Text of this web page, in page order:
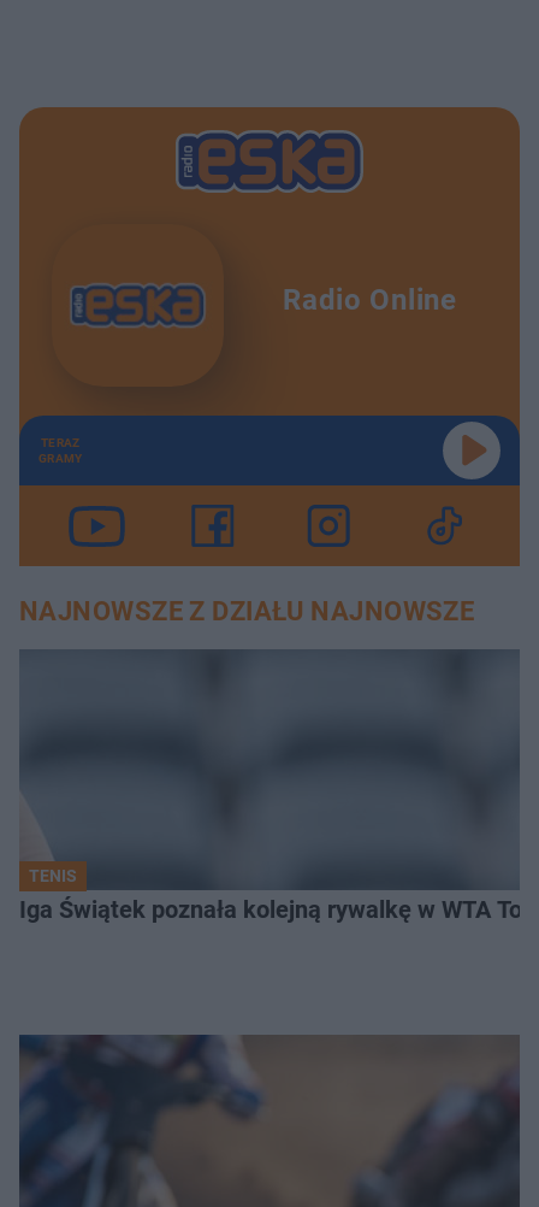
Radio Online
TERAZ
GRAMY
NAJNOWSZE Z DZIAŁU NAJNOWSZE
TENIS
Iga Świątek poznała kolejną rywalkę w WTA